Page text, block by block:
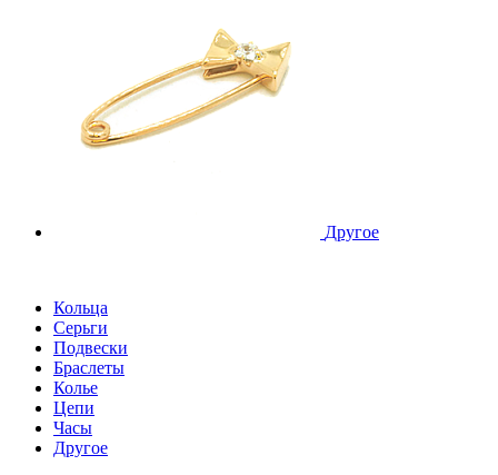
Другое
Кольца
Серьги
Подвески
Браслеты
Колье
Цепи
Часы
Другое